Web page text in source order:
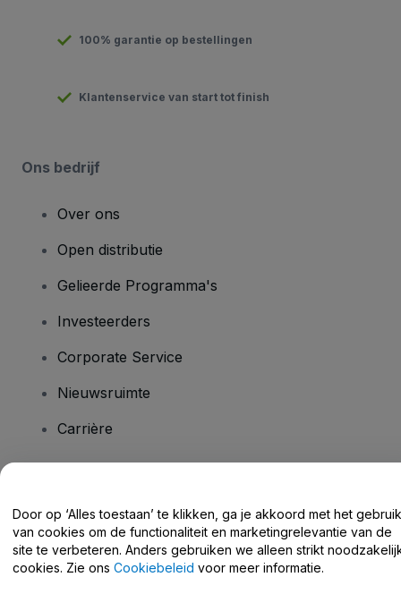
100% garantie op bestellingen
Klantenservice van start tot finish
Ons bedrijf
Over ons
Open distributie
Gelieerde Programma's
Investeerders
Corporate Service
Nieuwsruimte
Carrière
Helpcentrum / Neem Contact Met Ons Op
Door op ‘Alles toestaan’ te klikken, ga je akkoord met het gebruik
van cookies om de functionaliteit en marketingrelevantie van de
site te verbeteren. Anders gebruiken we alleen strikt
cookies. Zie ons Cookiebeleid voor meer informatie.